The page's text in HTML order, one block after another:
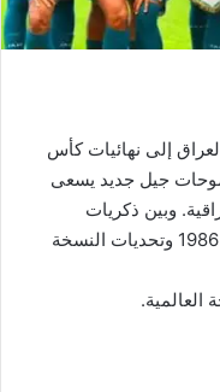
إلى نهائيات كأس
جيل جديد يسعى
وبين ذكريات
المشاركة الوحيدة في مونديال المكسيك 1986 وتحديات النسخة
العالمية.